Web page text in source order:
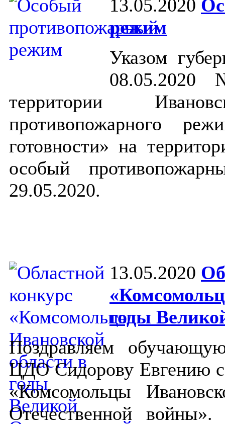
13.05.2020
режим
Указом
территории
противопожарного
готовности» на
особый
29.05.2020.
13.05.2020
годы
Поздравляем
ЦДО Сидорову Евгению с
«Комсомольцы
Отечественной